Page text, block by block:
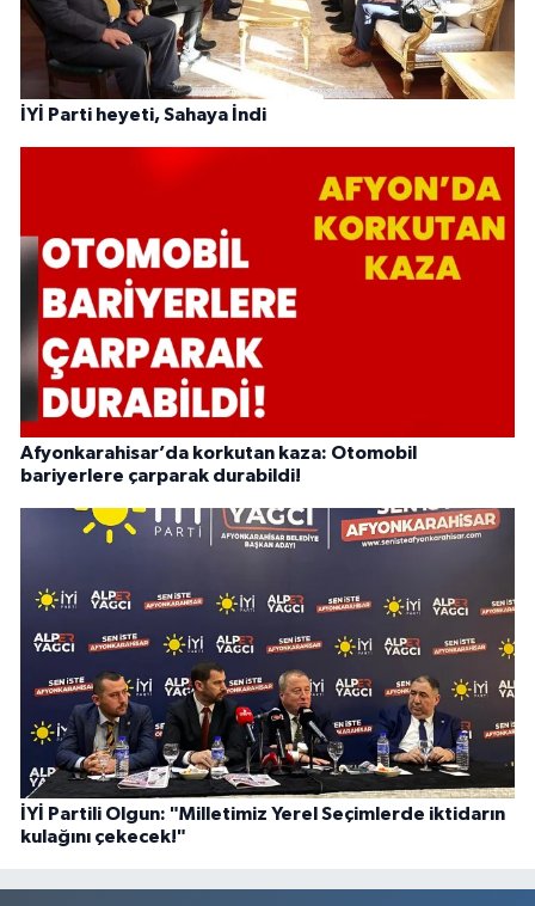
İYİ Parti heyeti, Sahaya İndi
Afyonkarahisar’da korkutan kaza: Otomobil
bariyerlere çarparak durabildi!
İYİ Partili Olgun: "Milletimiz Yerel Seçimlerde iktidarın
kulağını çekecek!"